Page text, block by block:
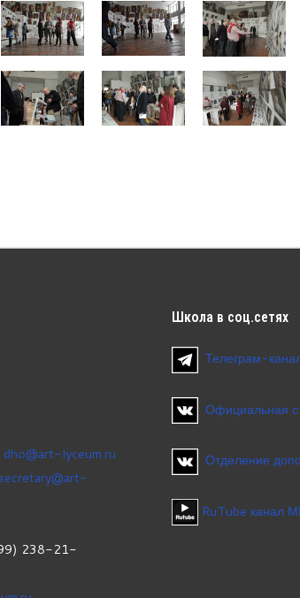
dho@art-lyceum.ru
secretary@art-
238-21-
Школа в соц.сетях
Телеграм-
Официальная
Отделение
RuTube канал